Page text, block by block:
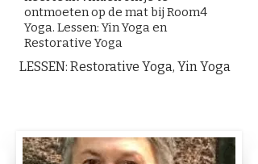
ontmoeten op de mat bij Room4
Yoga. Lessen: Yin Yoga en
Restorative Yoga
LESSEN: Restorative Yoga, Yin Yoga